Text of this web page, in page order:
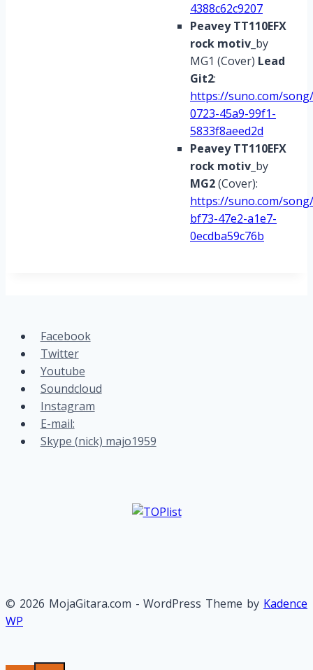
4388c62c9207
Peavey TT110EFX
rock motiv _by
MG1 (Cover) Lead
Git2:
https://suno.com/
0723-45a9-99f1-
5833f8aeed2d
Peavey TT110EFX
rock motiv _by
MG2(Cover):
https://suno.com/
bf73-47e2-a1e7-
0ecdba59c76b
Facebook
Twitter
Youtube
Soundcloud
Instagram
E-mail:
Skype (nick) majo1959
© 2026 MojaGitara.com - WordPress Theme by Kadence
WP